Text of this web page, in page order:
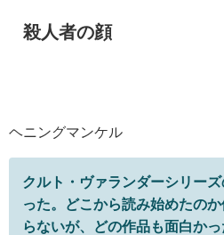
殺人者の顔
ヘニングマンケル
クルト・ヴァランダーシリー
った。どこから読み始めたの
らないが、どの作品も面白かっ